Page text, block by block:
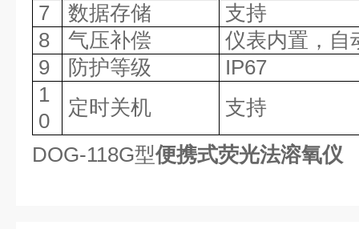
7
数据存储
支持
8
气压补偿
仪表内置，自
9
防护等级 IP67
1
0
定时关机
支持
DOG-118G型便携式荧光法溶氧仪